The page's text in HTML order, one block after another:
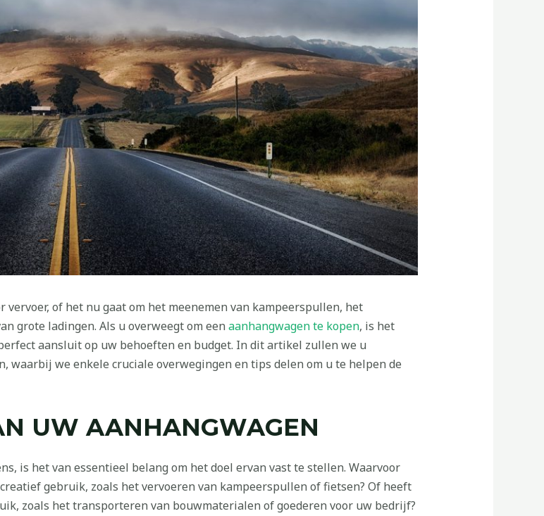
of het nu gaat om het meenemen van kampeerspullen, het
grote ladingen. Als u overweegt om een aanhangwagen te kopen, is het
aansluit op uw behoeften en budget. In dit artikel zullen we u
waarbij we enkele cruciale overwegingen en tips delen om u te helpen de
UW AANHANGWAGEN
is het van essentieel belang om het doel ervan vast te stellen. Waarvoor
gebruik, zoals het vervoeren van kampeerspullen of fietsen? Of heeft
zoals het transporteren van bouwmaterialen of goederen voor uw bedrijf?